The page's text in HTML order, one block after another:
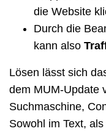
die Website
Durch die
kann also
Lösen lässt sich
dem MUM-Update
Suchmaschine,
Sowohl im Text,